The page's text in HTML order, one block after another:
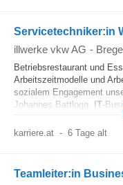
Servicetechniker:in
illwerke vkw AG -
Betriebsrestaurant und
Arbeitszeitmodelle und
sozialem Engagement
Johannes Battlogg, IT-
karriere.at - 6 Tage alt
Teamleiter:in